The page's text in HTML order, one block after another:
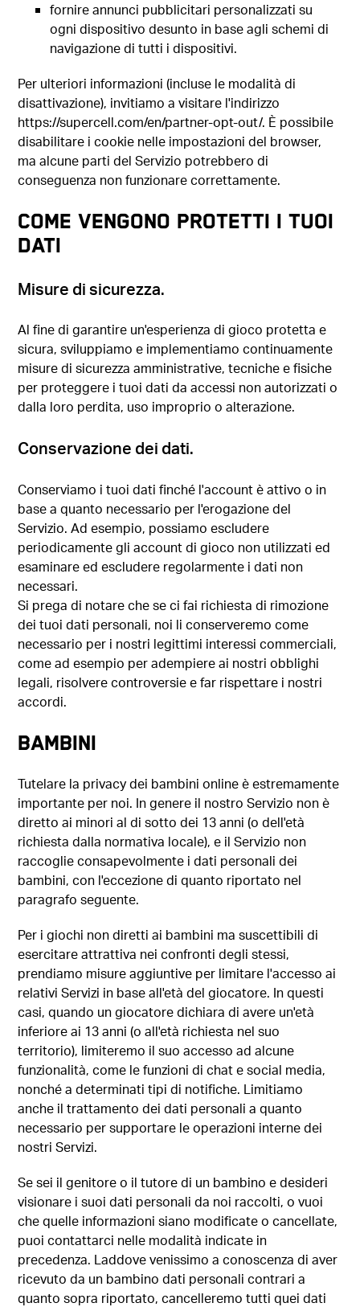
fornire annunci pubblicitari personalizzati su
ogni dispositivo desunto in base agli schemi di
navigazione di tutti i dispositivi.
Per ulteriori informazioni (incluse le modalità di
disattivazione), invitiamo a visitare l'indirizzo
https://supercell.com/en/partner-opt-out/. È possibile
disabilitare i cookie nelle impostazioni del browser,
ma alcune parti del Servizio potrebbero di
conseguenza non funzionare correttamente.
COME VENGONO PROTETTI I TUOI
DATI
Misure di sicurezza.
Al fine di garantire un'esperienza di gioco protetta e
sicura, sviluppiamo e implementiamo continuamente
misure di sicurezza amministrative, tecniche e fisiche
per proteggere i tuoi dati da accessi non autorizzati o
dalla loro perdita, uso improprio o alterazione.
Conservazione dei dati.
Conserviamo i tuoi dati finché l'account è attivo o in
base a quanto necessario per l'erogazione del
Servizio. Ad esempio, possiamo escludere
periodicamente gli account di gioco non utilizzati ed
esaminare ed escludere regolarmente i dati non
necessari.
Si prega di notare che se ci fai richiesta di rimozione
dei tuoi dati personali, noi li conserveremo come
necessario per i nostri legittimi interessi commerciali,
come ad esempio per adempiere ai nostri obblighi
legali, risolvere controversie e far rispettare i nostri
accordi.
BAMBINI
Tutelare la privacy dei bambini online è estremamente
importante per noi. In genere il nostro Servizio non è
diretto ai minori al di sotto dei 13 anni (o dell'età
richiesta dalla normativa locale), e il Servizio non
raccoglie consapevolmente i dati personali dei
bambini, con l'eccezione di quanto riportato nel
paragrafo seguente.
Per i giochi non diretti ai bambini ma suscettibili di
esercitare attrattiva nei confronti degli stessi,
prendiamo misure aggiuntive per limitare l'accesso ai
relativi Servizi in base all'età del giocatore. In questi
casi, quando un giocatore dichiara di avere un'età
inferiore ai 13 anni (o all'età richiesta nel suo
territorio), limiteremo il suo accesso ad alcune
funzionalità, come le funzioni di chat e social media,
nonché a determinati tipi di notifiche. Limitiamo
anche il trattamento dei dati personali a quanto
necessario per supportare le operazioni interne dei
nostri Servizi.
Se sei il genitore o il tutore di un bambino e desideri
visionare i suoi dati personali da noi raccolti, o vuoi
che quelle informazioni siano modificate o cancellate,
puoi contattarci nelle modalità indicate in
precedenza. Laddove venissimo a conoscenza di aver
ricevuto da un bambino dati personali contrari a
quanto sopra riportato, cancelleremo tutti quei dati